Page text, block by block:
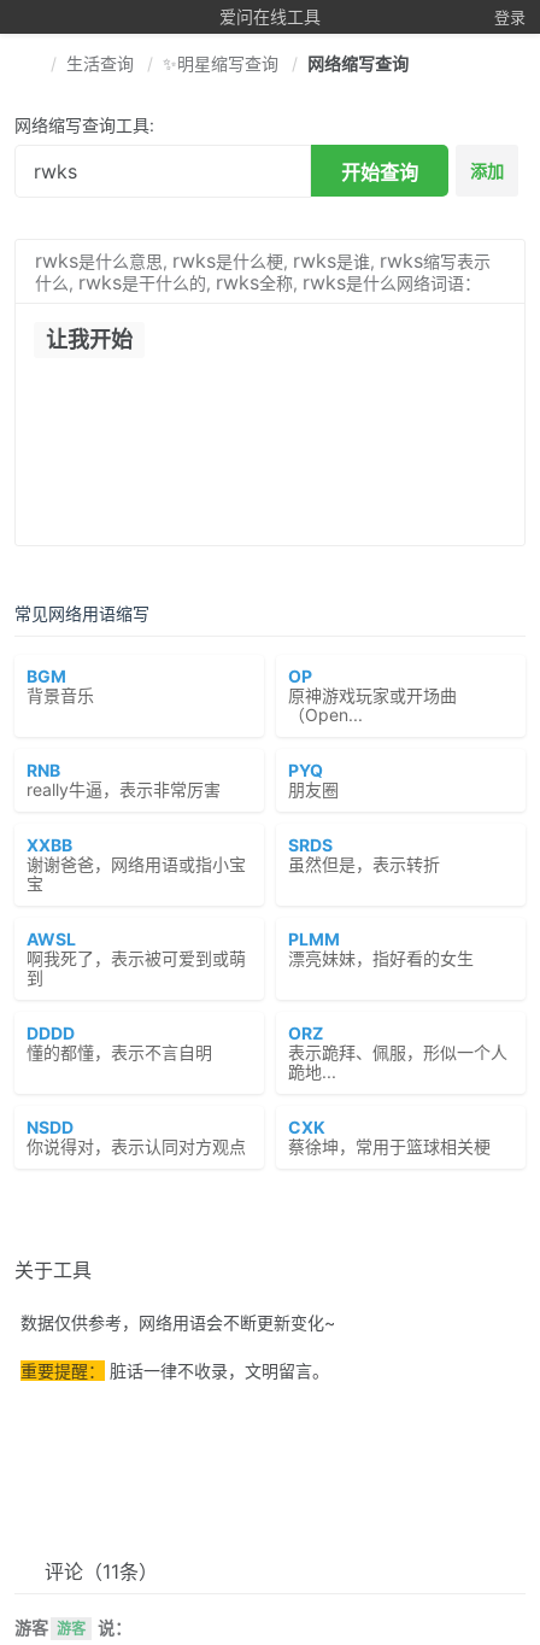
爱问在线工具 登录
生活查询 ✨明星缩写查询 网络缩写查询
网络缩写查询工具:
开始查询 添加
rwks是什么意思, rwks是什么梗, rwks是谁, rwks缩写表示
什么, rwks是干什么的, rwks全称, rwks是什么网络词语：
让我开始
常见网络用语缩写
BGM
背景音乐
OP
原神游戏玩家或开场曲
（Open...
RNB
really牛逼，表示非常厉害
PYQ
朋友圈
XXBB
谢谢爸爸，网络用语或指小宝
宝
SRDS
虽然但是，表示转折
AWSL
啊我死了，表示被可爱到或萌
到
PLMM
漂亮妹妹，指好看的女生
DDDD
懂的都懂，表示不言自明
ORZ
表示跪拜、佩服，形似一个人
跪地...
NSDD
你说得对，表示认同对方观点
CXK
蔡徐坤，常用于篮球相关梗
关于工具
数据仅供参考，网络用语会不断更新变化~
重要提醒： 脏话一律不收录，文明留言。
评论 （11条）
游客 游客 说：